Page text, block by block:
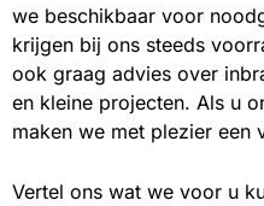
we beschikbaar voor
krijgen bij ons steeds
ook graag advies over
en kleine projecten. Als u
maken we met plezier een
Vertel ons wat we voor u